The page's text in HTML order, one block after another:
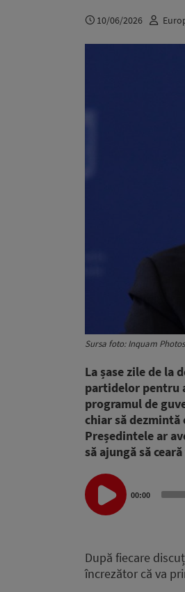
10/06/2026
Sursa foto: Inquam
La șase zile de la
partidelor pentru
programul de
chiar să dezmintă
Președintele ar
să ajungă să
Audio
Player
00:00
După fiecare
încrezător că va